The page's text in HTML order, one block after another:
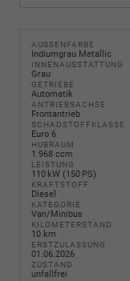
AUSSENFARBE
Indiumgrau Metallic
INNENAUSSTATTUNG
Grau
GETRIEBE
Automatik
ANTRIEBSACHSE
Frontantrieb
SCHADSTOFFKLASSE
Euro 6
HUBRAUM
1.968 ccm
LEISTUNG
110 kW (150 PS)
KRAFTSTOFF
Diesel
KATEGORIE
Van/Minibus
KILOMETERSTAND
10 km
ERSTZULASSUNG
01.06.2026
ZUSTAND
unfallfrei